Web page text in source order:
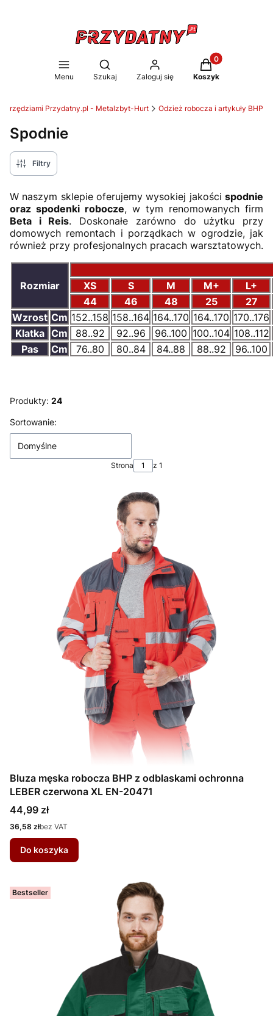
Menu
Otwórz wyszukiwarkę
Szukaj Zaloguj się
Produkty w
Koszyk
Przydatny.pl - Metalzbyt-Hurt Odzież robocza i artykuły BHP
Spodnie
Filtry
W naszym sklepie oferujemy wysokiej jakości spodnie
oraz spodenki robocze, w tym renomowanych firm
Beta i Reis. Doskonałe zarówno do użytku przy
domowych remontach i porządkach w ogrodzie, jak
również przy profesjonalnych pracach warsztatowych.
Rozmiar XS S M M+
L+
44
46 48 25
27
Wzrost Cm 152..158 158..164 164..170 164..170 170..176
Klatka Cm 88..92 92..96 96..100 100..104 108..112
Pas
Cm 76..80 80..84 84..88 88..92 96..100
Produkty: 24
Lista produktów
Sortowanie:
Domyślne
Strona z 1
Bluza męska robocza BHP z odblaskami ochronna
LEBER czerwona XL EN-20471
Cena
44,99 zł
Cena
36,58 złbez VAT
Do koszyka
Bestseller